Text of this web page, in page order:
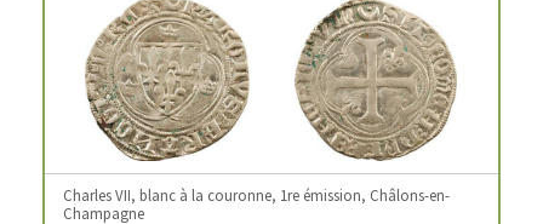
Charles VII, blanc à la couronne, 1re émission, Châlons-en-
Champagne